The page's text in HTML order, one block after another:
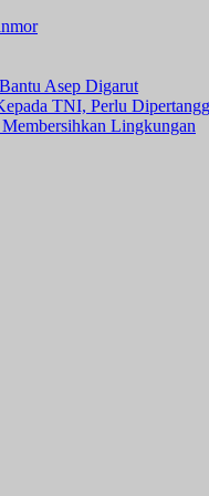
Asep Digarut
TNI, Perlu
Lingkungan